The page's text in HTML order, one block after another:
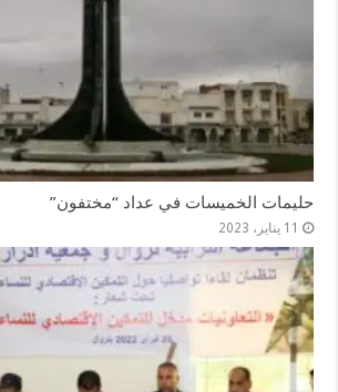
حليمات الخميسات في عداد “مختفون”
11 يناير، 2023